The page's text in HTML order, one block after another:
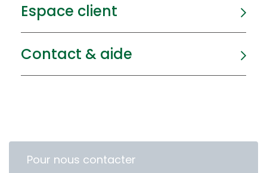
Espace client
Contact & aide
Pour nous contacter